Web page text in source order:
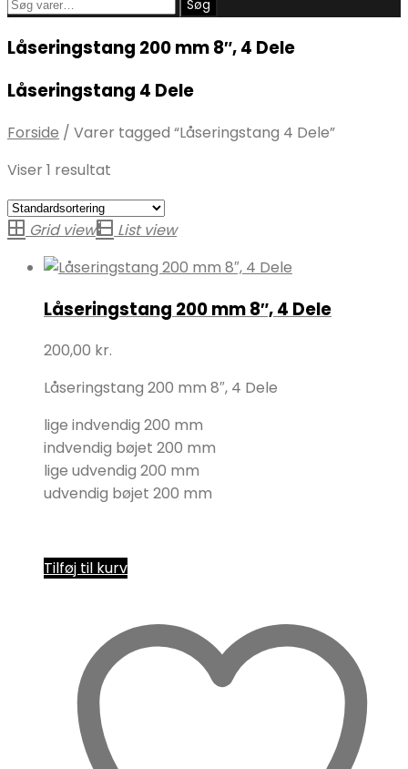
Søg
Låseringstang 200 mm 8″, 4 Dele
Låseringstang 4 Dele
Forside / Varer tagged “Låseringstang 4 Dele”
Viser 1 resultat
Grid view List view
Låseringstang 200 mm 8″, 4 Dele
200,00 kr.
Låseringstang 200 mm 8″, 4 Dele
lige indvendig 200 mm
indvendig bøjet 200 mm
lige udvendig 200 mm
udvendig bøjet 200 mm
Tilføj til kurv